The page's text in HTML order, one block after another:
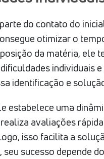
do contato do
otimizar o
da matéria, ele
individuais
identificação e
estabelece uma
avaliações
isso facilita a
seu sucesso depende